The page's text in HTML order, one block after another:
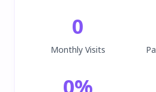
0
Monthly Visits